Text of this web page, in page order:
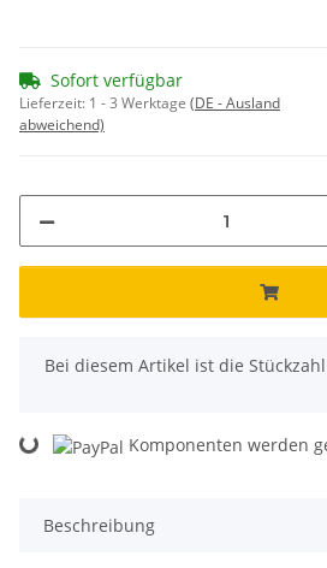
Sofort verfügbar
Lieferzeit: 1 - 3 Werktage (DE - Ausland
abweichend)
x
Bei diesem Artikel ist die
Loading... Komponenten werden
Beschreibung